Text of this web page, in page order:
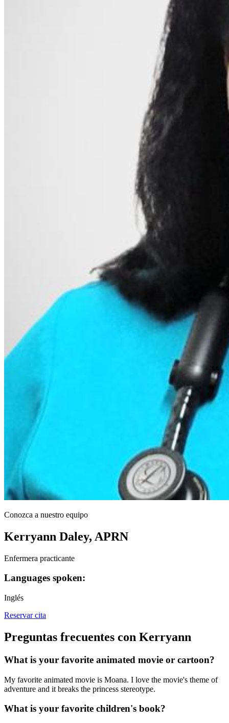
Conozca a nuestro equipo
Kerryann Daley, APRN
Enfermera practicante
Languages spoken:
Inglés
Reservar cita
Preguntas frecuentes con Kerryann
What is your favorite animated movie or cartoon?
My favorite animated movie is Moana. I love the movie's theme of
adventure and it breaks the princess stereotype.
What is your favorite children's book?